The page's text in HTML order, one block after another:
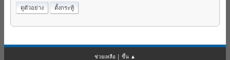
ช่วยเหลือ | ขึ้น ▲